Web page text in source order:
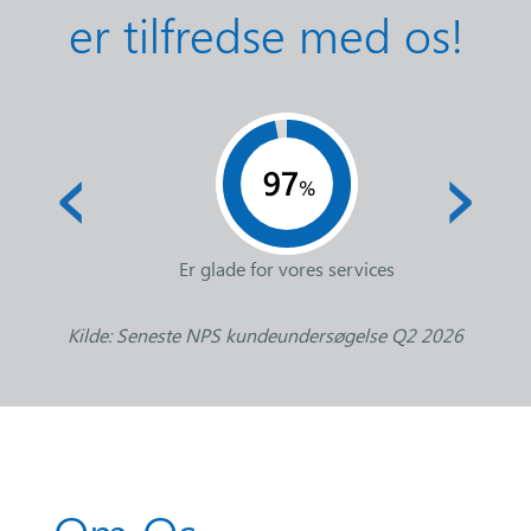
er tilfredse med os!
Er glade for vores services
‹ ›
Kilde: Seneste NPS kundeundersøgelse Q2 2026